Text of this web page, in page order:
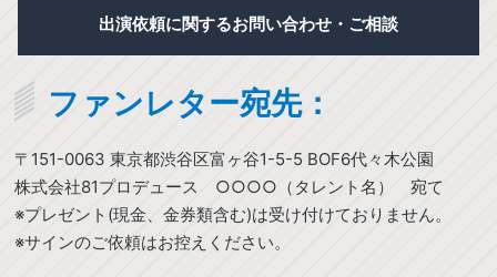
出演依頼に関するお問い合わせ・ご相談
ファンレター宛先：
〒151-0063 東京都渋谷区富ヶ谷1-5-5 BOF6代々木公園
株式会社81プロデュース ○○○○（タレント名） 宛て
※プレゼント(現金、金券類含む)は受け付けておりません。
※サインのご依頼はお控えください。